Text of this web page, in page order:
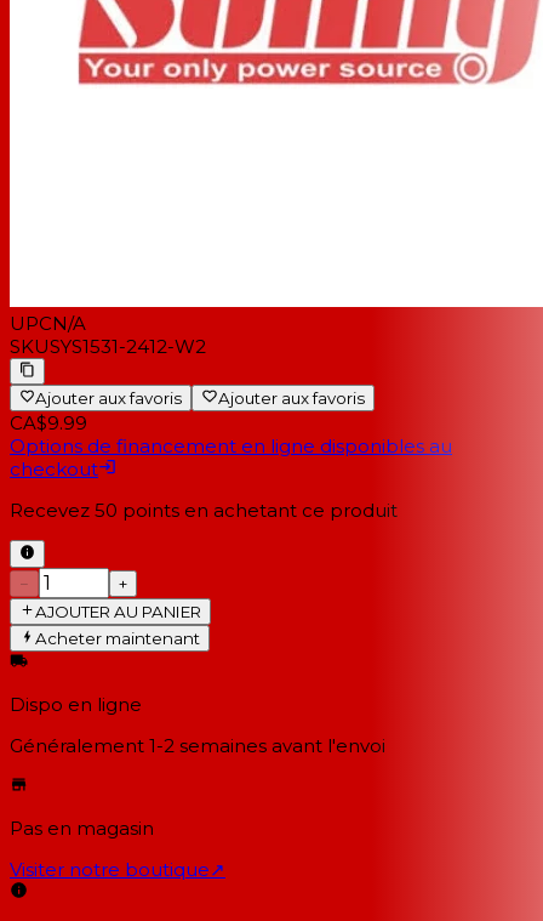
UPCN/A
SKUSYS1531-2412-W2
Ajouter aux favoris Ajouter aux favoris
CA$9.99
Options de financement en ligne disponibles au
checkout
Recevez 50 points en achetant ce produit
−
+
AJOUTER AU PANIER
Acheter maintenant
Dispo en ligne
Généralement 1-2 semaines avant l'envoi
Pas en magasin
Visiter notre boutique↗